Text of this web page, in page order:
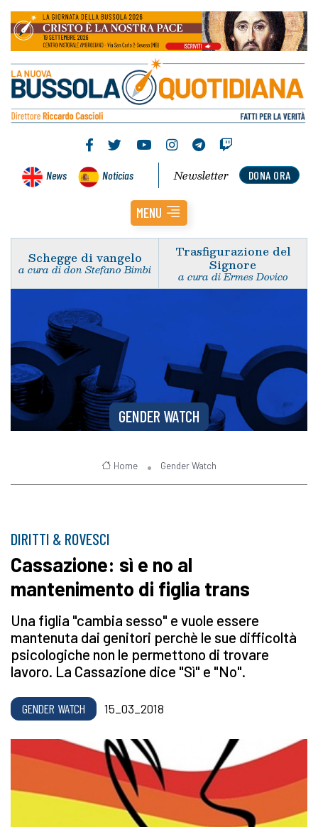
News Noticias DONA ORA
Newsletter
MENU
Schegge di vangelo
a cura di don Stefano Bimbi
Trasfigurazione del
Signore
a cura di Ermes Dovico
GENDER WATCH
Home Gender Watch
DIRITTI & ROVESCI
Cassazione: sì e no al
mantenimento di figlia trans
Una figlia "cambia sesso" e vuole essere
mantenuta dai genitori perchè le sue difficoltà
psicologiche non le permettono di trovare
lavoro. La Cassazione dice "Sì" e "No".
GENDER WATCH 15_03_2018